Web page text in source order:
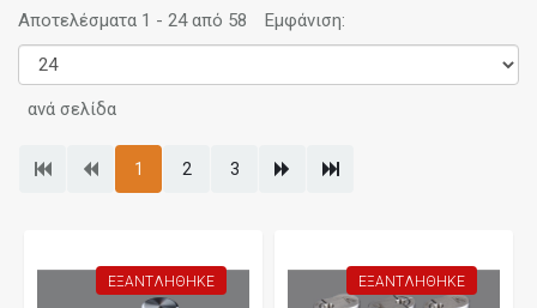
Αποτελέσματα 1 - 24 από 58 Εμφάνιση:
ανά σελίδα
1 2 3
ΕΞΑΝΤΛΉΘΗΚΕ ΕΞΑΝΤΛΉΘΗΚΕ